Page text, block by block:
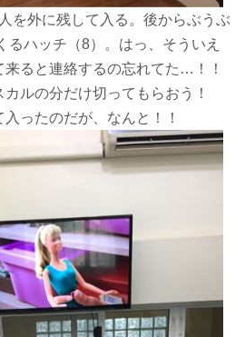
を外に残して入る。後からぶうぶ
るハッチ（8）。はっ、そういえ
ると連絡するの忘れてた…！！
ルの分だけ切ってもらおう！
ったのだが、なんと！！